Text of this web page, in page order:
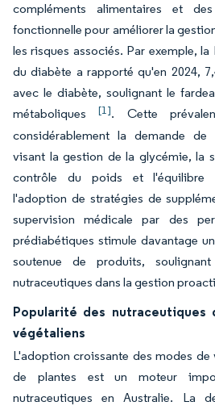
compléments alimentaires et
fonctionnelle pour améliorer la
les risques associés. Par exemple,
du diabète a rapporté qu'en 2024,
avec le diabète, soulignant le
métaboliques[1]. Cette
considérablement la demande de
visant la gestion de la glycémie, la
contrôle du poids et l'équilibre
l'adoption de stratégies de
supervision médicale par des
prédiabétiques stimule davantage
soutenue de produits,
nutraceutiques dans la gestion
Popularité des
végétaliens
L'adoption croissante des modes de
de plantes est un moteur
nutraceutiques en Australie. La